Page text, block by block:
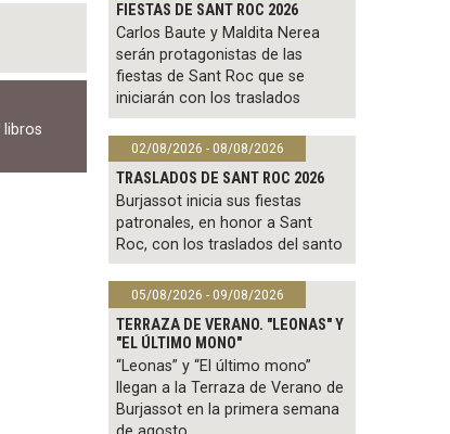
libros
FIESTAS DE SANT ROC 2026
Carlos Baute y Maldita Nerea
serán protagonistas de las
fiestas de Sant Roc que se
iniciarán con los traslados
02/08/2026 - 08/08/2026
TRASLADOS DE SANT ROC 2026
Burjassot inicia sus fiestas
patronales, en honor a Sant
Roc, con los traslados del santo
05/08/2026 - 09/08/2026
TERRAZA DE VERANO. "LEONAS" Y
"EL ÚLTIMO MONO"
“Leonas” y “El último mono”
llegan a la Terraza de Verano de
Burjassot en la primera semana